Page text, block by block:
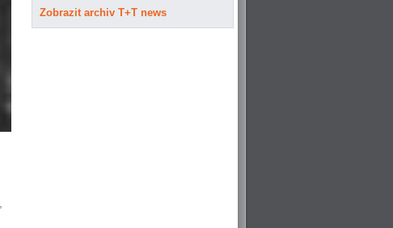
Zobrazit archiv T+T news